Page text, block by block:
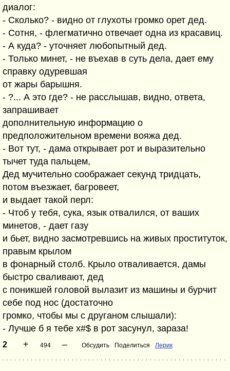
диалог:
- Сколько? - видно от глухоты громко орет дед.
- Сотня, - флегматично отвечает одна из красавиц.
- А куда? - уточняет любопытный дед.
- Только минет, - не въехав в суть дела, дает ему
справку одуревшая
от жары барышня.
- ?... А это где? - не расслышав, видно, ответа,
запрашивает
дополнительную информацию о
предположительном времени вояжа дед.
- Вот тут, - дама открывает рот и выразительно
тычет туда пальцем,
Дед мучительно соображает секунд тридцать,
потом въезжает, багровеет,
и выдает такой перл:
- Чтоб у тебя, сука, язык отвалился, от ваших
минетов, - дает газу
и бьет, видно засмотревшись на живых проституток,
правым крылом
в фонарный столб. Крыло отваливается, дамы
быстро сваливают, дед
с поникшей головой вылазит из машины и бурчит
себе под нос (достаточно
громко, чтобы мы с друганом слышали):
- Лучше б я тебе х#$ в рот засунул, зараза!
2 + 494 – Обсудить Поделиться Лерик